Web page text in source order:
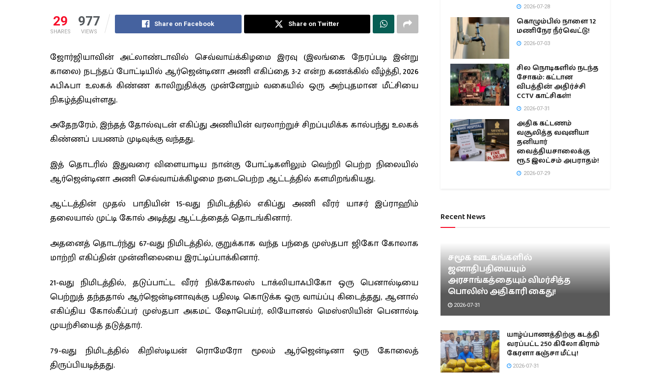
29
SHARES
977
VIEWS
Share on Facebook Share on Twitter
ஜோர்ஜியாவின் அட்லாண்டாவில் செவ்வாய்க்கிழமை இரவு (இலங்கை நேரப்படி இன்று
காலை) நடந்தப் போட்டியில் ஆர்ஜென்டினா அணி எகிப்தை 3-2 என்ற கணக்கில் வீழ்த்தி, 2026
ஃபிஃபா உலகக் கிண்ண காலிறுதிக்கு முன்னேறும் வகையில் ஒரு அற்புதமான மீட்சியை
நிகழ்த்தியுள்ளது.
அதேநரேம், இந்தத் தோல்வுடன் எகிப்து அணியின் வரலாற்றுச் சிறப்புமிக்க கால்பந்து உலகக்
கிண்ணப் பயணம் முடிவுக்கு வந்தது.
இத் தொடரில் இதுவரை விளையாடிய நான்கு போட்டிகளிலும் வெற்றி பெற்ற நிலையில்
ஆர்ஜென்டினா அணி செவ்வாய்க்கிழமை நடைபெற்ற ஆட்டத்தில் களமிறங்கியது.
ஆட்டத்தின் முதல் பாதியின் 15-வது நிமிடத்தில் எகிப்து அணி வீரர் யாசர் இப்ராஹிம்
தலையால் முட்டி கோல் அடித்து ஆட்டத்தைத் தொடங்கினார்.
அதனைத் தொடர்ந்து 67-வது நிமிடத்தில், குறுக்காக வந்த பந்தை முஸ்தபா ஜிகோ கோலாக
மாற்றி எகிப்தின் முன்னிலையை இரட்டிப்பாக்கினார்.
21-வது நிமிடத்தில், தடுப்பாட்ட வீரர் நிக்கோலஸ் டாக்லியாஃபிகோ ஒரு பெனால்டியை
பெற்றுத் தந்ததால் ஆர்ஜென்டினாவுக்கு பதிலடி கொடுக்க ஒரு வாய்ப்பு கிடைத்தது, ஆனால்
எகிப்திய கோல்கீப்பர் முஸ்தபா அகமட் ஷோபெய்ர், லியோனல் மெஸ்ஸியின் பெனால்டி
முயற்சியைத் தடுத்தார்.
79-வது நிமிடத்தில் கிறிஸ்டியன் ரொமேரோ மூலம் ஆர்ஜென்டினா ஒரு கோலைத்
திருப்பியடித்தது.
2026-07-28
கொழும்பில் நாளை 12
மணிநேர நீர்வெட்டு!
2026-07-03
சில நொடிகளில் நடந்த
சோகம்: கட்டான
விபத்தின் அதிர்ச்சி
CCTV காட்சிகள்!
2026-07-31
அதிக கட்டணம்
வசூலித்த வவுனியா
தனியார்
வைத்தியசாலைக்கு
ரூ.5 இலட்சம் அபராதம்!
2026-07-29
Recent News
சமூக ஊடகங்களில்
ஜனாதிபதியையும்
அரசாங்கத்தையும் விமர்சித்த
பொலிஸ் அதிகாரி கைது!
2026-07-31
யாழ்ப்பாணத்திற்கு கடத்தி
வரப்பட்ட 250 கிலோ கிராம்
கேரளா கஞ்சா மீட்பு!
2026-07-31